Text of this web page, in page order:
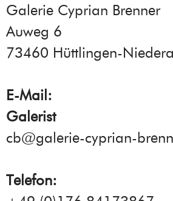
Galerie Cyprian Brenner
Auweg 6
73460 Hüttlingen-
E-Mail:
Galerist
cb@galerie-cyprian-
Telefon: